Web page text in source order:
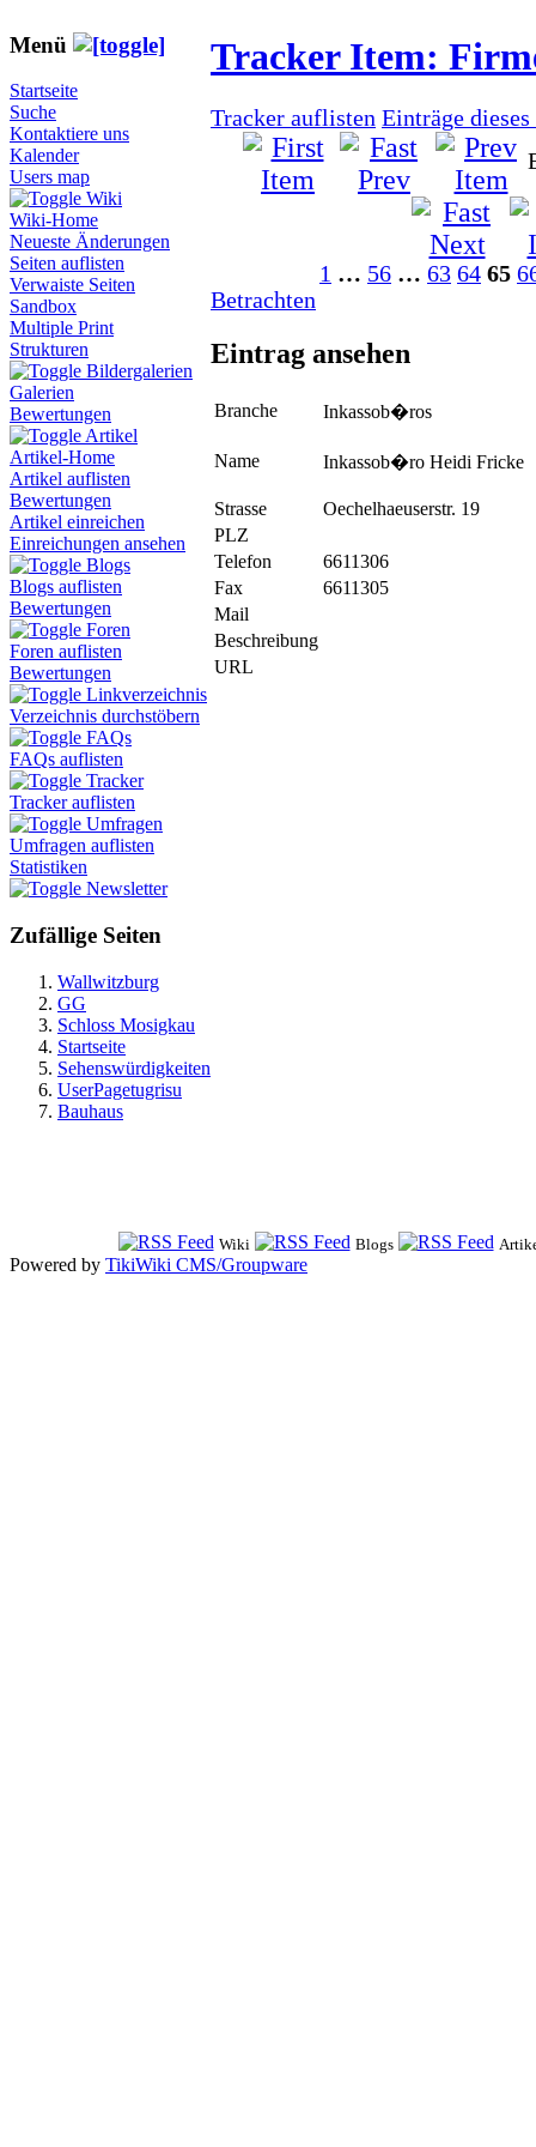
Menü
Startseite
Suche
Kontaktiere uns
Kalender
Users map
Wiki
Wiki-Home
Neueste Änderungen
Seiten auflisten
Verwaiste Seiten
Sandbox
Multiple Print
Strukturen
Bildergalerien
Galerien
Bewertungen
Artikel
Artikel-Home
Artikel auflisten
Bewertungen
Artikel einreichen
Einreichungen ansehen
Blogs
Blogs auflisten
Bewertungen
Foren
Foren auflisten
Bewertungen
Linkverzeichnis
Verzeichnis durchstöbern
FAQs
FAQs auflisten
Tracker
Tracker auflisten
Umfragen
Umfragen auflisten
Statistiken
Newsletter
Zufällige Seiten
Wallwitzburg
GG
Schloss Mosigkau
Startseite
Sehenswürdigkeiten
UserPagetugrisu
Bauhaus
Tracker Item:
Tracker auflisten Einträge dieses
1 … 56 … 63 64 65
Betrachten
Eintrag ansehen
Branche Inkassob�ros
Name Inkassob�ro Heidi Fricke
Strasse
Oechelhaeuserstr. 19
PLZ
Telefon
6611306
Fax
6611305
Mail
Beschreibung
URL
Wiki Blogs
Powered by TikiWiki CMS/Groupware